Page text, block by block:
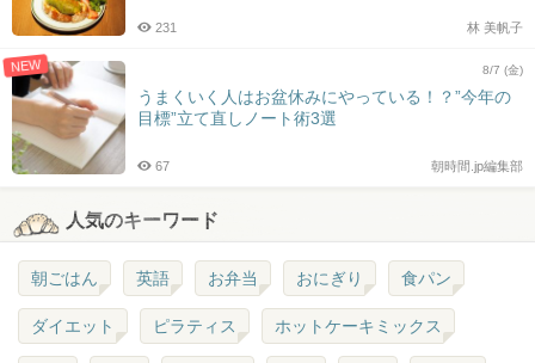
林 美帆子
231
NEW 8/7 (金)
うまくいく人はお盆休みにやっている！？”今年の
目標”立て直しノート術3選
朝時間.jp編集部
67
人気のキーワード
朝ごはん 英語 お弁当 おにぎり 食パン
ダイエット ピラティス ホットケーキミックス